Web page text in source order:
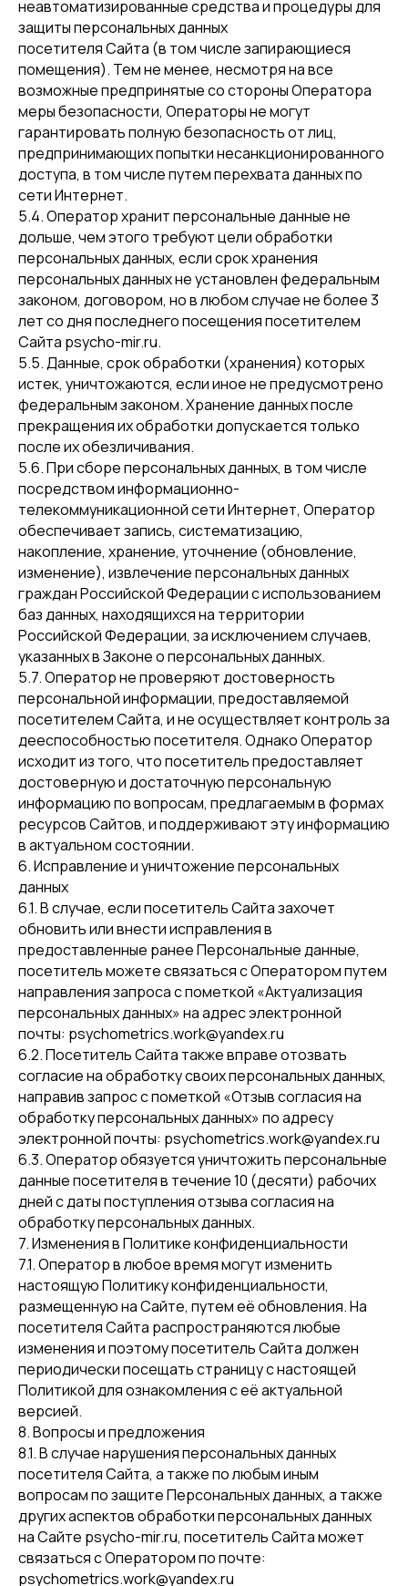
неавтоматизированные средства и процедуры для
защиты персональных данных
посетителя Сайта (в том числе запирающиеся
помещения). Тем не менее, несмотря на все
возможные предпринятые со стороны Оператора
меры безопасности, Операторы не могут
гарантировать полную безопасность от лиц,
предпринимающих попытки несанкционированного
доступа, в том числе путем перехвата данных по
сети Интернет.
5.4. Оператор хранит персональные данные не
дольше, чем этого требуют цели обработки
персональных данных, если срок хранения
персональных данных не установлен федеральным
законом, договором, но в любом случае не более 3
лет со дня последнего посещения посетителем
Сайта psycho-mir.ru.
5.5. Данные, срок обработки (хранения) которых
истек, уничтожаются, если иное не предусмотрено
федеральным законом. Хранение данных после
прекращения их обработки допускается только
после их обезличивания.
5.6. При сборе персональных данных, в том числе
посредством информационно-
телекоммуникационной сети Интернет, Оператор
обеспечивает запись, систематизацию,
накопление, хранение, уточнение (обновление,
изменение), извлечение персональных данных
граждан Российской Федерации с использованием
баз данных, находящихся на территории
Российской Федерации, за исключением случаев,
указанных в Законе о персональных данных.
5.7. Оператор не проверяют достоверность
персональной информации, предоставляемой
посетителем Сайта, и не осуществляет контроль за
дееспособностью посетителя. Однако Оператор
исходит из того, что посетитель предоставляет
достоверную и достаточную персональную
информацию по вопросам, предлагаемым в формах
ресурсов Сайтов, и поддерживают эту информацию
в актуальном состоянии.
6. Исправление и уничтожение персональных
данных
6.1. В случае, если посетитель Сайта захочет
обновить или внести исправления в
предоставленные ранее Персональные данные,
посетитель можете связаться с Оператором путем
направления запроса с пометкой «Актуализация
персональных данных» на адрес электронной
почты: psychometrics.work@yandex.ru
6.2. Посетитель Сайта также вправе отозвать
согласие на обработку своих персональных данных,
направив запрос с пометкой «Отзыв согласия на
обработку персональных данных» по адресу
электронной почты: psychometrics.work@yandex.ru
6.3. Оператор обязуется уничтожить персональные
данные посетителя в течение 10 (десяти) рабочих
дней с даты поступления отзыва согласия на
обработку персональных данных.
7. Изменения в Политике конфиденциальности
7.1. Оператор в любое время могут изменить
настоящую Политику конфиденциальности,
размещенную на Сайте, путем её обновления. На
посетителя Сайта распространяются любые
изменения и поэтому посетитель Сайта должен
периодически посещать страницу с настоящей
Политикой для ознакомления с её актуальной
версией.
8. Вопросы и предложения
8.1. В случае нарушения персональных данных
посетителя Сайта, а также по любым иным
вопросам по защите Персональных данных, а также
других аспектов обработки персональных данных
на Сайте psycho-mir.ru, посетитель Сайта может
связаться с Оператором по почте:
psychometrics.work@yandex.ru